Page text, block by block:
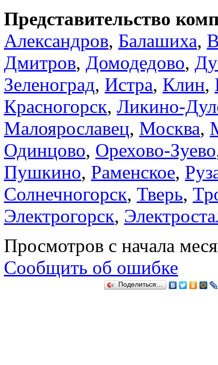
Представительство
Александров, Балашиха,
Дмитров, Домодедово,
Зеленоград, Истра, Клин,
Красногорск, Ликино-
Малоярославец, Москва,
Одинцово, Орехово-Зуево
Пушкино, Раменское,
Солнечногорск, Тверь,
Электрогорск,
Просмотров с начала
Сообщить об ошибке
Поделиться…